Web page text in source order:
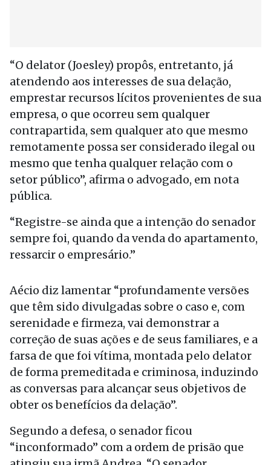
“O delator (Joesley) propôs, entretanto, já
atendendo aos interesses de sua delação,
emprestar recursos lícitos provenientes de sua
empresa, o que ocorreu sem qualquer
contrapartida, sem qualquer ato que mesmo
remotamente possa ser considerado ilegal ou
mesmo que tenha qualquer relação com o
setor público”, afirma o advogado, em nota
pública.
“Registre-se ainda que a intenção do senador
sempre foi, quando da venda do apartamento,
ressarcir o empresário.”
Aécio diz lamentar “profundamente versões
que têm sido divulgadas sobre o caso e, com
serenidade e firmeza, vai demonstrar a
correção de suas ações e de seus familiares, e a
farsa de que foi vítima, montada pelo delator
de forma premeditada e criminosa, induzindo
as conversas para alcançar seus objetivos de
obter os benefícios da delação”.
Segundo a defesa, o senador ficou
“inconformado” com a ordem de prisão que